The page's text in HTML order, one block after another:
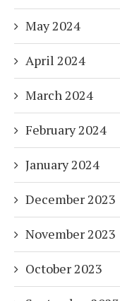
May 2024
April 2024
March 2024
February 2024
January 2024
December 2023
November 2023
October 2023